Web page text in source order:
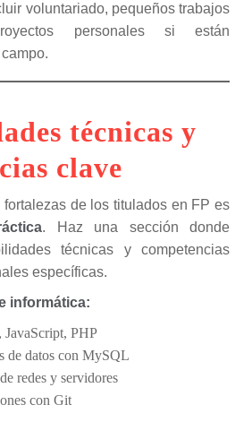
voluntariado, pequeños trabajos
personales si están
técnicas y
clave
de los titulados en FP es
. Haz una sección donde
técnicas y competencias
específicas.
informática:
PHP
de datos con MySQL
redes y servidores
con Git